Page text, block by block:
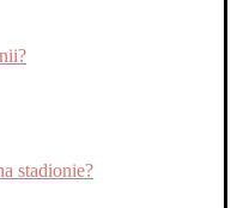
stadionie?